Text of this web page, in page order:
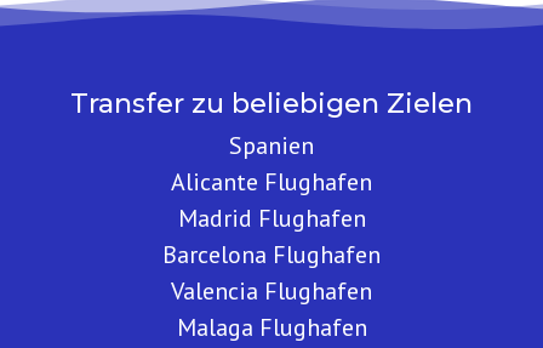
Transfer zu beliebigen Zielen
Spanien
Alicante Flughafen
Madrid Flughafen
Barcelona Flughafen
Valencia Flughafen
Malaga Flughafen